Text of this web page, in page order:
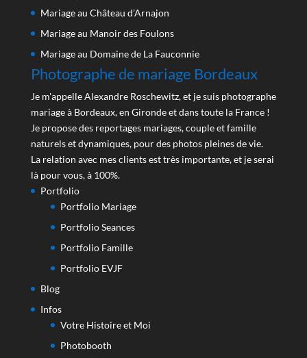
Mariage au Château d’Arnajon
Mariage au Manoir des Foulons
Mariage au Domaine de La Fauconnie
Photographe de mariage Bordeaux
Je m'appelle Alexandre Roschewitz, et je suis photographe
mariage à Bordeaux, en Gironde et dans toute la France !
Je propose des reportages mariages, couple et famille
naturels et dynamiques, pour des photos pleines de vie.
La relation avec mes clients est très importante, et je serai
là pour vous, à 100%.
Portfolio
Portfolio Mariage
Portfolio Seances
Portfolio Famille
Portfolio EVJF
Blog
Infos
Votre Histoire et Moi
Photobooth